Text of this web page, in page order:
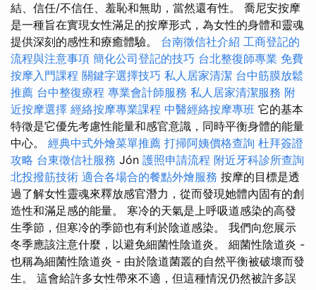
結、信任/不信任、羞恥和無助，當然還有性。 喬尼安按摩
是一種旨在實現女性滿足的按摩形式，為女性的身體和靈魂
提供深刻的感性和療癒體驗。 台南徵信社介紹 工商登記的
流程與注意事項 簡化公司登記的技巧 台北整復師專業 免費
按摩入門課程 關鍵字選擇技巧 私人居家清潔 台中筋膜放鬆
推薦 台中整復療程 專業會計師服務 私人居家清潔服務 附
近按摩選擇 經絡按摩專業課程 中醫經絡按摩專班 它的基本
特徵是它優先考慮性能量和感官意識，同時平衡身體的能量
中心。 經典中式外燴菜單推薦 打掃阿姨價格查詢 杜拜簽證
攻略 台東徵信社服務 Jón 護照申請流程 附近牙科診所查詢
北投撥筋技術 適合各場合的餐點外燴服務 按摩的目標是透
過了解女性靈魂來釋放感官潛力，從而發現她體內固有的創
造性和滿足感的能量。 寒冷的天氣是上呼吸道感染的高發
生季節，但寒冷的季節也有利於陰道感染。 我們向您展示
冬季應該注意什麼，以避免細菌性陰道炎。 細菌性陰道炎 -
也稱為細菌性陰道炎 - 由於陰道菌叢的自然平衡被破壞而發
生。 這會給許多女性帶來不適，但這種情況仍然被許多誤